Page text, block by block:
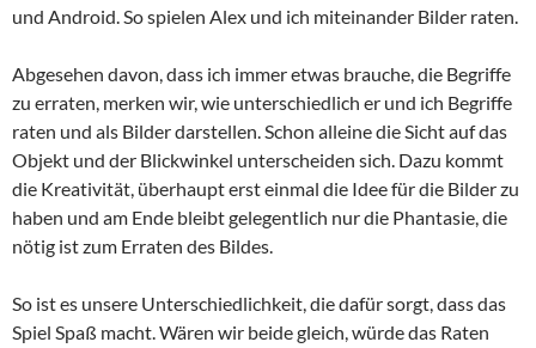
und Android. So spielen Alex und ich miteinander Bilder raten.
Abgesehen davon, dass ich immer etwas brauche, die Begriffe
zu erraten, merken wir, wie unterschiedlich er und ich Begriffe
raten und als Bilder darstellen. Schon alleine die Sicht auf das
Objekt und der Blickwinkel unterscheiden sich. Dazu kommt
die Kreativität, überhaupt erst einmal die Idee für die Bilder zu
haben und am Ende bleibt gelegentlich nur die Phantasie, die
nötig ist zum Erraten des Bildes.
So ist es unsere Unterschiedlichkeit, die dafür sorgt, dass das
Spiel Spaß macht. Wären wir beide gleich, würde das Raten